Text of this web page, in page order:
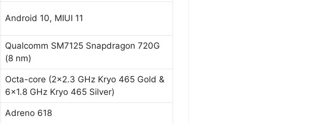
Android 10, MIUI 11
Qualcomm SM7125 Snapdragon 720G
(8 nm)
Octa-core (2×2.3 GHz Kryo 465 Gold &
6×1.8 GHz Kryo 465 Silver)
Adreno 618